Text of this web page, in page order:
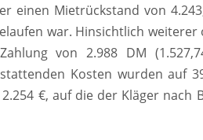
einen Mietrückstand von
war. Hinsichtlich
von 2.988 DM
Kosten wurden auf
€, auf die der Kläger